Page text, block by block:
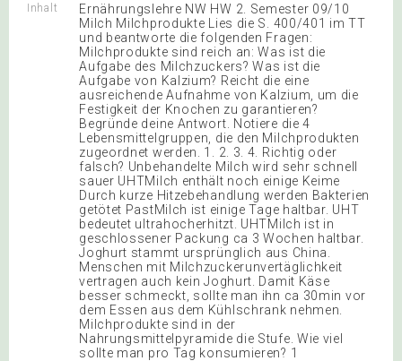
Inhalt
Ernährungslehre NW HW 2. Semester 09/10
Milch Milchprodukte Lies die S. 400/401 im TT
und beantworte die folgenden Fragen:
Milchprodukte sind reich an: Was ist die
Aufgabe des Milchzuckers? Was ist die
Aufgabe von Kalzium? Reicht die eine
ausreichende Aufnahme von Kalzium, um die
Festigkeit der Knochen zu garantieren?
Begründe deine Antwort. Notiere die 4
Lebensmittelgruppen, die den Milchprodukten
zugeordnet werden. 1. 2. 3. 4. Richtig oder
falsch? Unbehandelte Milch wird sehr schnell
sauer UHTMilch enthält noch einige Keime
Durch kurze Hitzebehandlung werden Bakterien
getötet PastMilch ist einige Tage haltbar. UHT
bedeutet ultrahocherhitzt. UHTMilch ist in
geschlossener Packung ca 3 Wochen haltbar.
Joghurt stammt ursprünglich aus China.
Menschen mit Milchzuckerunvertäglichkeit
vertragen auch kein Joghurt. Damit Käse
besser schmeckt, sollte man ihn ca 30min vor
dem Essen aus dem Kühlschrank nehmen.
Milchprodukte sind in der
Nahrungsmittelpyramide die Stufe. Wie viel
sollte man pro Tag konsumieren? 1